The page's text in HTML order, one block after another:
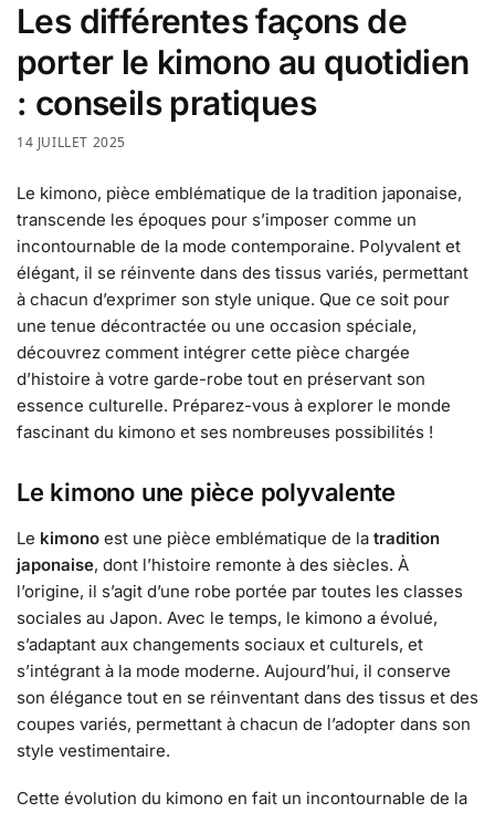
Les différentes façons de
porter le kimono au quotidien
: conseils pratiques
14 JUILLET 2025
Le kimono, pièce emblématique de la tradition japonaise,
transcende les époques pour s’imposer comme un
incontournable de la mode contemporaine. Polyvalent et
élégant, il se réinvente dans des tissus variés, permettant
à chacun d’exprimer son style unique. Que ce soit pour
une tenue décontractée ou une occasion spéciale,
découvrez comment intégrer cette pièce chargée
d’histoire à votre garde-robe tout en préservant son
essence culturelle. Préparez-vous à explorer le monde
fascinant du kimono et ses nombreuses possibilités !
Le kimono une pièce polyvalente
Le kimono est une pièce emblématique de la tradition
japonaise, dont l’histoire remonte à des siècles. À
l’origine, il s’agit d’une robe portée par toutes les classes
sociales au Japon. Avec le temps, le kimono a évolué,
s’adaptant aux changements sociaux et culturels, et
s’intégrant à la mode moderne. Aujourd’hui, il conserve
son élégance tout en se réinventant dans des tissus et des
coupes variés, permettant à chacun de l’adopter dans son
style vestimentaire.
Cette évolution du kimono en fait un incontournable de la